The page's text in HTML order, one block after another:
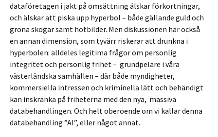
dataföretagen i jakt på omsättning älskar förkortningar,
och älskar att piska upp hyperbol – både gällande guld och
gröna skogar samt hotbilder. Men diskussionen har också
en annan dimension, som tyvärr riskerar att drunkna i
hyperbolen: alldeles legi­tima frågor om personlig
integritet och personlig frihet – grundpelare i våra
västerländska samhällen – där både myndigheter,
kommersiella intressen och kriminella lätt och behändigt
kan inskränka på friheterna med den nya, massiva
databehandlingen. Och helt oberoende om vi kallar denna
databehandling ”AI”, eller något annat.